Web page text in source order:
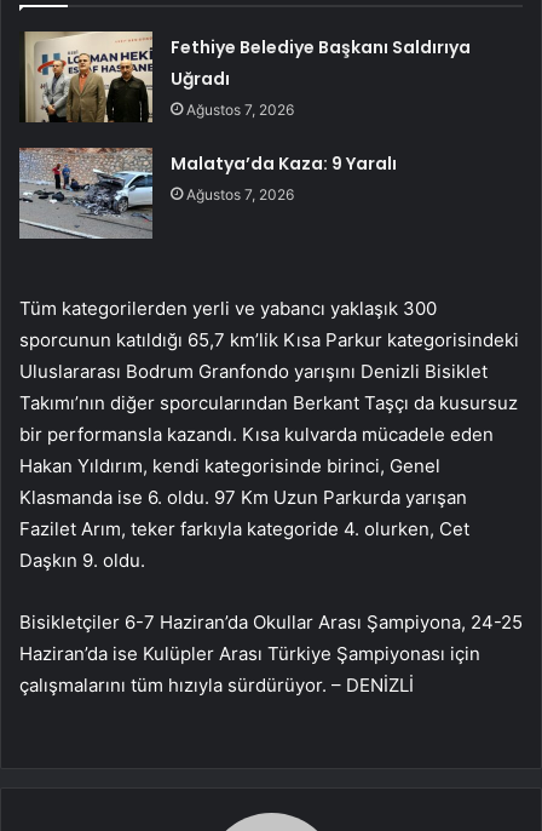
Fethiye Belediye Başkanı Saldırıya
Uğradı
Ağustos 7, 2026
Malatya’da Kaza: 9 Yaralı
Ağustos 7, 2026
Tüm kategorilerden yerli ve yabancı yaklaşık 300
sporcunun katıldığı 65,7 km’lik Kısa Parkur kategorisindeki
Uluslararası Bodrum Granfondo yarışını Denizli Bisiklet
Takımı’nın diğer sporcularından Berkant Taşçı da kusursuz
bir performansla kazandı. Kısa kulvarda mücadele eden
Hakan Yıldırım, kendi kategorisinde birinci, Genel
Klasmanda ise 6. oldu. 97 Km Uzun Parkurda yarışan
Fazilet Arım, teker farkıyla kategoride 4. olurken, Cet
Daşkın 9. oldu.
Bisikletçiler 6-7 Haziran’da Okullar Arası Şampiyona, 24-25
Haziran’da ise Kulüpler Arası Türkiye Şampiyonası için
çalışmalarını tüm hızıyla sürdürüyor. – DENİZLİ